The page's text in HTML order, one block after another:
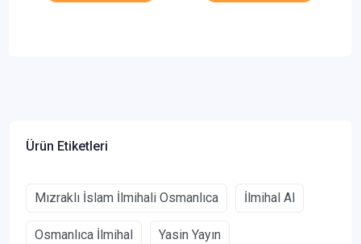
Ürün Etiketleri
Mızraklı İslam İlmihali Osmanlıca İlmihal Al
Osmanlıca İlmihal Yasin Yayın